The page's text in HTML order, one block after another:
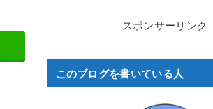
スポンサーリンク
このブログを書いている人